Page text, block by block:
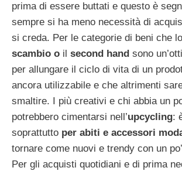
prima di essere buttati e questo è
sempre si ha meno necessità di
si creda. Per le categorie di beni che
scambio o il second hand sono
per allungare il ciclo di vita di un
ancora utilizzabile e che altrimenti
smaltire. I più creativi e chi abbia un
potrebbero cimentarsi nell’upcycling:
soprattutto per abiti e accessori
tornare come nuovi e trendy con un
Per gli acquisti quotidiani e di prima